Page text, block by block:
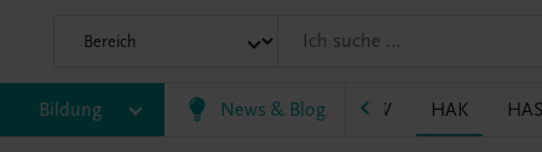
Bildung News & Blog
BASOP BRP BS EWF/ZWF FW HAK HAS